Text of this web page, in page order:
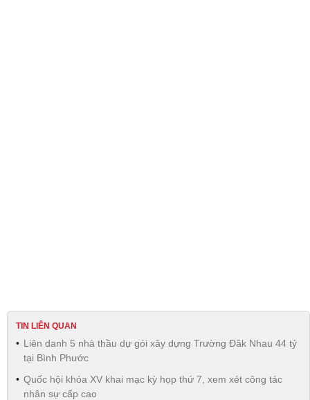
TIN LIÊN QUAN
Liên danh 5 nhà thầu dự gói xây dựng Trường Đăk Nhau 44 tỷ
tại Bình Phước
Quốc hội khóa XV khai mạc kỳ họp thứ 7, xem xét công tác
nhân sự cấp cao